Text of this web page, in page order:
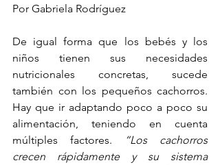
Por Gabriela Rodríguez
De igual forma que los bebés y los
niños tienen sus necesidades
nutricionales concretas, sucede
también con los pequeños cachorros.
Hay que ir adaptando poco a poco su
alimentación, teniendo en cuenta
múltiples factores.
“Los cachorros
crecen rápidamente y su sistema